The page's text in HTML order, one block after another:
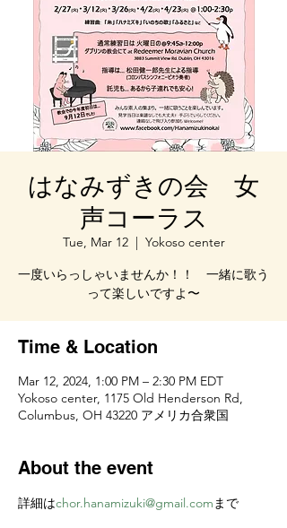
はなみずきの会 女
声コーラス
Tue, Mar 12
  |
Yokoso center
一度いらっしゃいませんか！！ 一緒に歌う
って楽しいですよ〜
Time & Location
Mar 12, 2024, 1:00 PM – 2:30 PM EDT
Yokoso center, 1175 Old Henderson Rd,
Columbus, OH 43220 アメリカ合衆国
About the event
詳細はchor.hanamizuki@gmail.comまで